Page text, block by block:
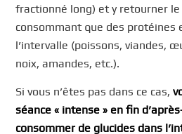
fractionné long) et y retourner le
consommant que des protéines
l’intervalle (poissons, viandes,
noix, amandes, etc.).
Si vous n’êtes pas dans ce cas,
séance « intense » en fin
consommer de glucides dans